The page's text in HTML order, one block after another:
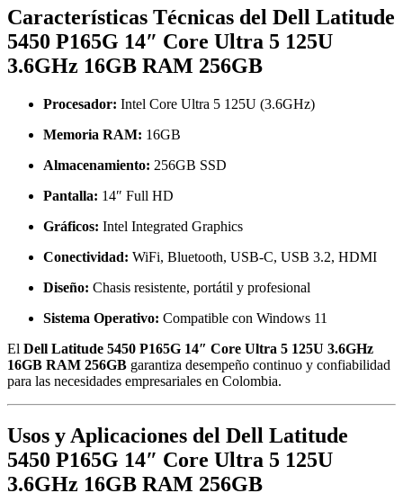
Características Técnicas del Dell Latitude
5450 P165G 14″ Core Ultra 5 125U
3.6GHz 16GB RAM 256GB
Procesador: Intel Core Ultra 5 125U (3.6GHz)
Memoria RAM: 16GB
Almacenamiento: 256GB SSD
Pantalla: 14″ Full HD
Gráficos: Intel Integrated Graphics
Conectividad: WiFi, Bluetooth, USB-C, USB 3.2, HDMI
Diseño: Chasis resistente, portátil y profesional
Sistema Operativo: Compatible con Windows 11
El Dell Latitude 5450 P165G 14″ Core Ultra 5 125U 3.6GHz
16GB RAM 256GB garantiza desempeño continuo y confiabilidad
para las necesidades empresariales en Colombia.
Usos y Aplicaciones del Dell Latitude
5450 P165G 14″ Core Ultra 5 125U
3.6GHz 16GB RAM 256GB